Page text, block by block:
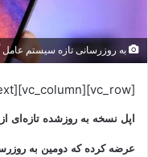
به روزرسانی تازه سیستم عامل
[vc_row][vc_column][vc_column_text]
عرضه کرده که دومین به